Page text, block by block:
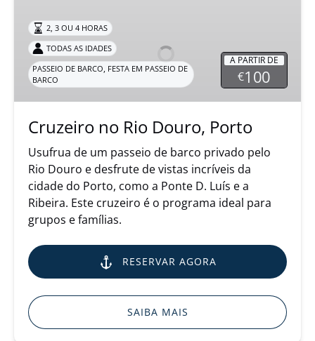
Rio
Douro,
Porto
A PARTIR DE
€100
2, 3 OU 4 HORAS
TODAS AS IDADES
PASSEIO DE BARCO, FESTA EM PASSEIO DE
BARCO
Cruzeiro no Rio Douro, Porto
Usufrua de um passeio de barco privado pelo
Rio Douro e desfrute de vistas incríveis da
cidade do Porto, como a Ponte D. Luís e a
Ribeira. Este cruzeiro é o programa ideal para
grupos e famílias.
RESERVAR AGORA
SAIBA MAIS